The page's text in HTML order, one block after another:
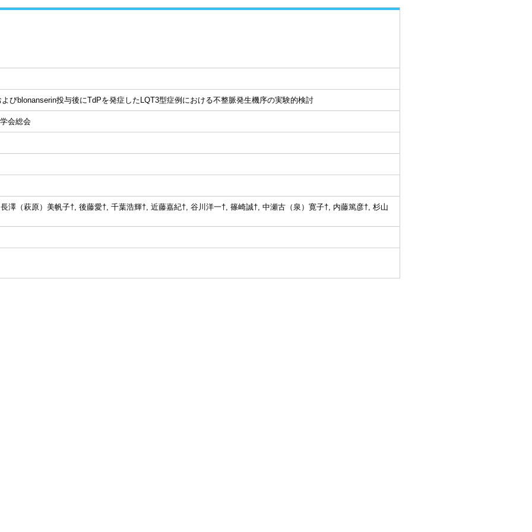
よびblonanserin投与後にTdPを発症したLQT3型症例における不整脈発生機序の実験的検討
会総会
澤（萩原）美帆子†, 後藤愛†, 千葉浩輝†, 近藤嘉紀†, 谷川洋一†, 篠崎誠†, 中瀬古（泉）寛子†, 内藤篤彦†, 杉山